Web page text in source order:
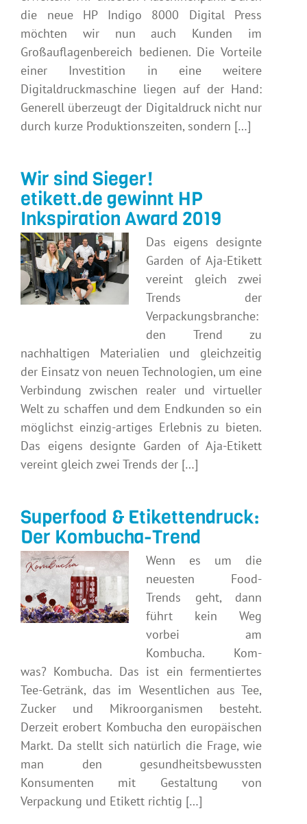
die neue HP Indigo 8000 Digital Press
möchten wir nun auch Kunden im
Großauflagenbereich bedienen. Die Vorteile
einer Investition in eine weitere
Digitaldruckmaschine liegen auf der Hand:
Generell überzeugt der Digitaldruck nicht nur
durch kurze Produktionszeiten, sondern […]
Wir sind Sieger!
etikett.de gewinnt HP
Inkspiration Award 2019
Das eigens designte
Garden of Aja-Etikett
vereint gleich zwei
Trends der
Verpackungsbranche:
den Trend zu
nachhaltigen Materialien und gleichzeitig
der Einsatz von neuen Technologien, um eine
Verbindung zwischen realer und virtueller
Welt zu schaffen und dem Endkunden so ein
möglichst einzig-artiges Erlebnis zu bieten.
Das eigens designte Garden of Aja-Etikett
vereint gleich zwei Trends der […]
Superfood & Etikettendruck:
Der Kombucha-Trend
Wenn es um die
neuesten Food-
Trends geht, dann
führt kein Weg
vorbei am
Kombucha. Kom-
was? Kombucha. Das ist ein fermentiertes
Tee-Getränk, das im Wesentlichen aus Tee,
Zucker und Mikroorganismen besteht.
Derzeit erobert Kombucha den europäischen
Markt. Da stellt sich natürlich die Frage, wie
man den gesundheitsbewussten
Konsumenten mit Gestaltung von
Verpackung und Etikett richtig […]